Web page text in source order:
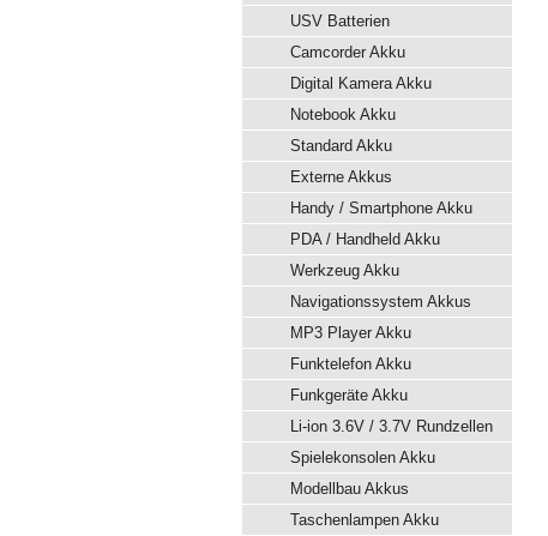
USV Batterien
Camcorder Akku
Digital Kamera Akku
Notebook Akku
Standard Akku
Externe Akkus
Handy / Smartphone Akku
PDA / Handheld Akku
Werkzeug Akku
Navigationssystem Akkus
MP3 Player Akku
Funktelefon Akku
Funkgeräte Akku
Li-ion 3.6V / 3.7V Rundzellen
Spielekonsolen Akku
Modellbau Akkus
Taschenlampen Akku